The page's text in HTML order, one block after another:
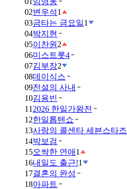
02변우석1
03금타는 금요일1
04박지현
05이찬원 2
06미스트롯4
07김부장2
08데이식스
09전설의 사내
10김용빈
11 2026 한일가왕전
12한일톱텐쇼
13사랑의 콜센타 세븐스타즈
14박보검
15오싹한 연애 1
16내일도 출근!1
17결혼의 완성
18아파트